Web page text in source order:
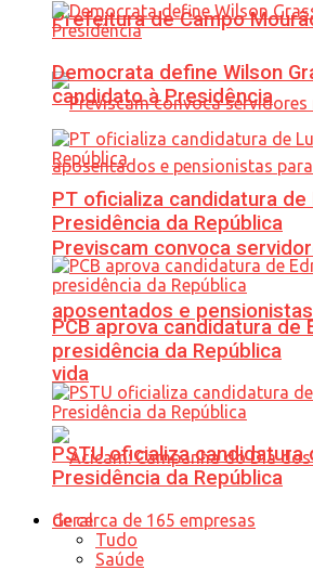
Prefeitura de Campo
Previscam convoca
aposentados e
vida
Democrata define Wilson
candidato à Presidência
PT oficializa candidatura de
Presidência da República
PCB aprova candidatura de
presidência da República
PSTU oficializa candidatura
Presidência da República
Geral
Tudo
Saúde